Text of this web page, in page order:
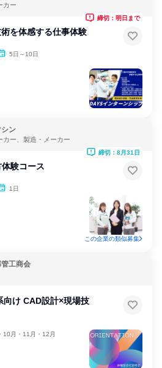
カー
を体感する仕事体験
5日～10日
締切：明日まで
ン
カー、製造・メーカー
験コース
1日
締切：8月31日
この企業の類似募集
工商会
向け CAD設計×現場技
10月・11月・12月